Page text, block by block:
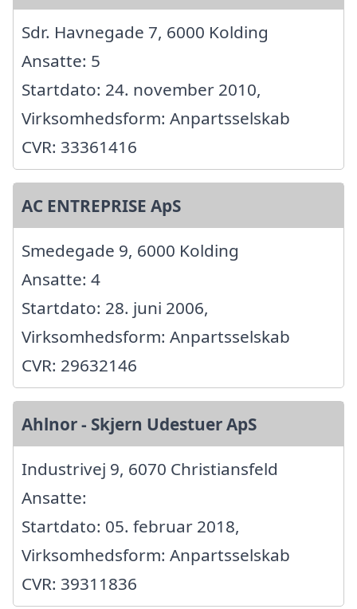
Sdr. Havnegade 7, 6000 Kolding
Ansatte: 5
Startdato: 24. november 2010,
Virksomhedsform: Anpartsselskab
CVR: 33361416
AC ENTREPRISE ApS
Smedegade 9, 6000 Kolding
Ansatte: 4
Startdato: 28. juni 2006,
Virksomhedsform: Anpartsselskab
CVR: 29632146
Ahlnor - Skjern Udestuer ApS
Industrivej 9, 6070 Christiansfeld
Ansatte:
Startdato: 05. februar 2018,
Virksomhedsform: Anpartsselskab
CVR: 39311836